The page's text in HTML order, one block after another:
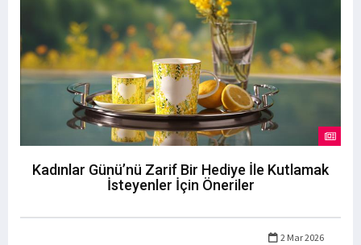
Kadınlar Günü’nü Zarif Bir Hediye İle Kutlamak
İsteyenler İçin Öneriler
2 Mar 2026